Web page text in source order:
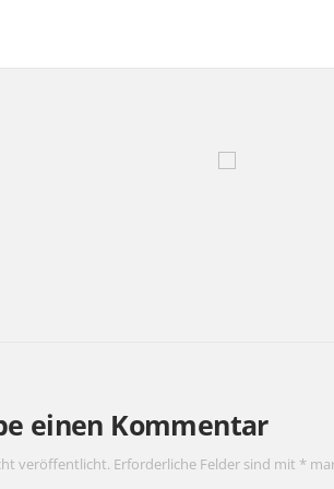
einen Kommentar
veröffentlicht. Erforderliche Felder sind mit *